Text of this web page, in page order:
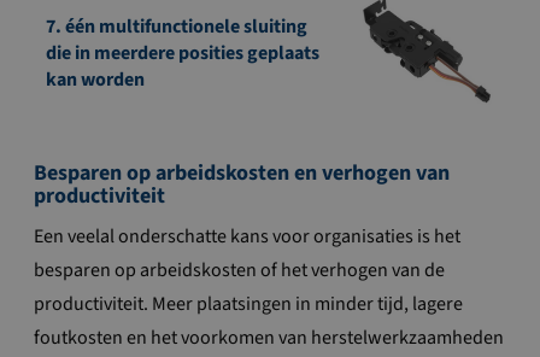
7. één multifunctionele sluiting
die in meerdere posities geplaats
kan worden
Besparen op arbeidskosten en verhogen van
productiviteit
Een veelal onderschatte kans voor organisaties is het
besparen op arbeidskosten of het verhogen van de
productiviteit. Meer plaatsingen in minder tijd, lagere
foutkosten en het voorkomen van herstelwerkzaamheden